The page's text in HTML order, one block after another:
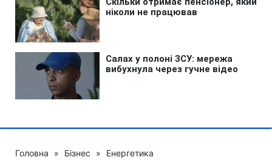
Головна » Бізнес » Енергетика